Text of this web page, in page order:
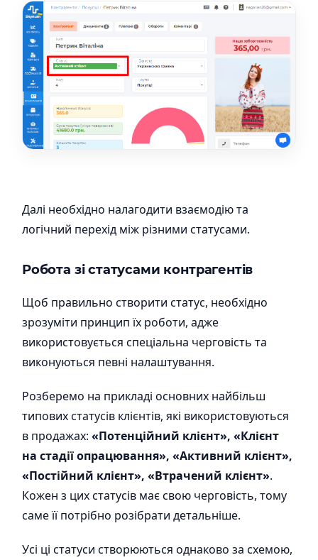
Далі необхідно налагодити взаємодію та
логічний перехід між різними статусами.
Робота зі статусами контрагентів
Щоб правильно створити статус, необхідно
зрозуміти принцип їх роботи, адже
використовується спеціальна черговість та
виконуються певні налаштування.
Розберемо на прикладі основних найбільш
типових статусів клієнтів, які використовуються
в продажах: «Потенційний клієнт», «Клієнт
на стадії опрацювання», «Активний клієнт»,
«Постійний клієнт», «Втрачений клієнт».
Кожен з цих статусів має свою черговість, тому
саме її потрібно розібрати детальніше.
Усі ці статуси створюються однаково за схемою,